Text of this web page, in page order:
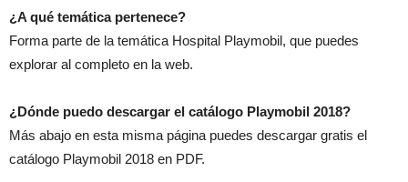
¿A qué temática pertenece?
Forma parte de la temática Hospital Playmobil, que puedes
explorar al completo en la web.
¿Dónde puedo descargar el catálogo Playmobil 2018?
Más abajo en esta misma página puedes descargar gratis el
catálogo Playmobil 2018 en PDF.